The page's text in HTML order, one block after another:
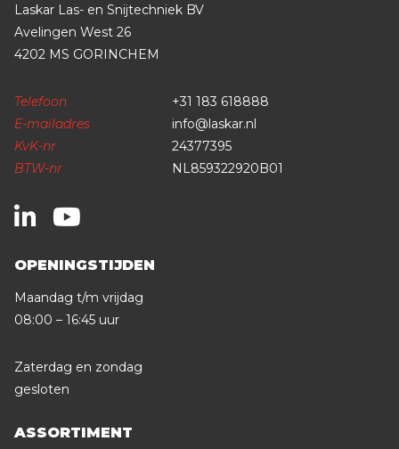
Laskar Las- en Snijtechniek BV
Avelingen West 26
4202 MS GORINCHEM
Telefoon
+31 183 618888
E-mailadres
info@laskar.nl
KvK-nr
24377395
BTW-nr
NL859322920B01
OPENINGSTIJDEN
Maandag t/m vrijdag
08:00 – 16:45 uur
Zaterdag en zondag
gesloten
ASSORTIMENT